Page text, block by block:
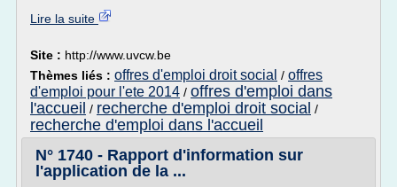
Lire la suite
Site : http://www.uvcw.be
Thèmes liés : offres d'emploi droit social / offres
d'emploi pour l'ete 2014 / offres d'emploi dans
l'accueil / recherche d'emploi droit social /
recherche d'emploi dans l'accueil
N° 1740 - Rapport d'information sur
l'application de la ...